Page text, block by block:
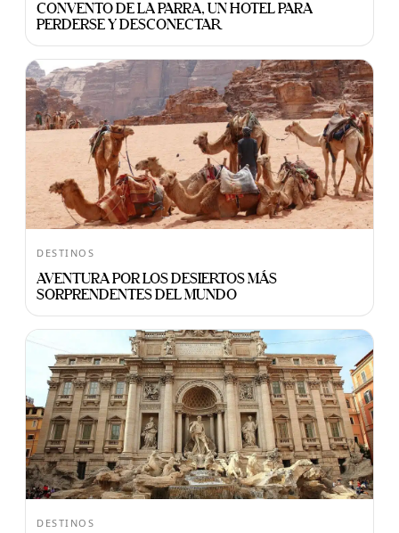
CONVENTO DE LA PARRA, UN HOTEL PARA
PERDERSE Y DESCONECTAR
DESTINOS
AVENTURA POR LOS DESIERTOS MÁS
SORPRENDENTES DEL MUNDO
DESTINOS